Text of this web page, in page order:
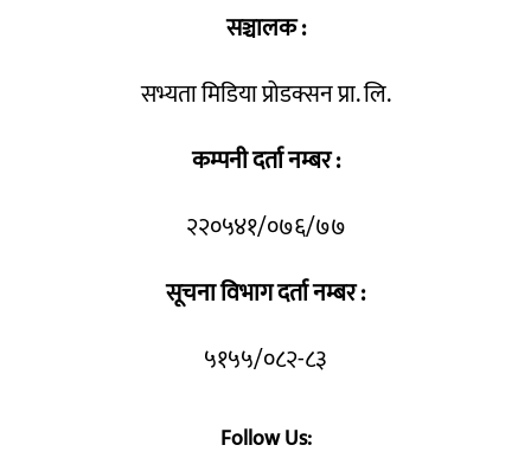
सञ्चालक :
सभ्यता मिडिया प्रोडक्सन प्रा. लि.
कम्पनी दर्ता नम्बर :
२२०५४१/०७६/७७
सूचना विभाग दर्ता नम्बर :
५१५५/०८२-८३
Follow Us: